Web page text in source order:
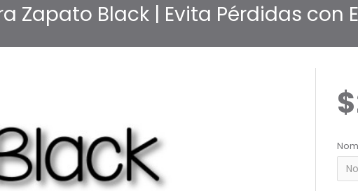
Zapato Black | Evita Pérdidas con